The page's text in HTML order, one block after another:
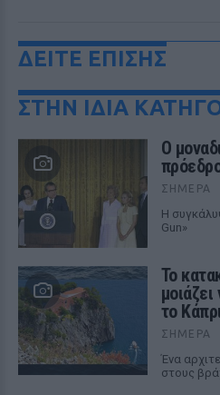
ΔΕΙΤΕ ΕΠΙΣΗΣ
ΣΤΗΝ ΙΔΙΑ
Ο
ΣΉΜΕΡΑ
Η
Gun»
Το
το
ΣΉΜΕΡΑ
Ένα
στους